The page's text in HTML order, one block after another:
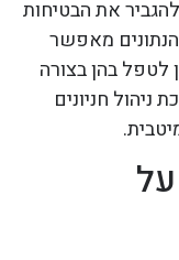
את הבטיחות
מאפשר
לטפל בהן בצורה
חניונים